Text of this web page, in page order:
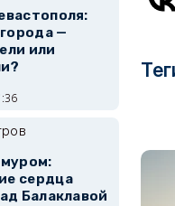
—
или
сердца
Балаклавой